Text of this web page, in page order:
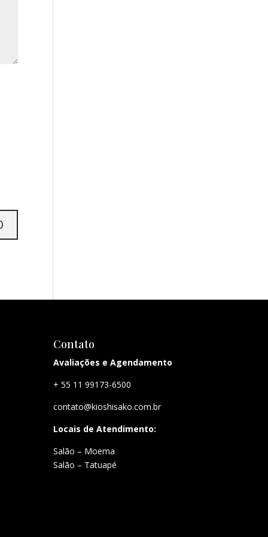
Contato
Avaliações e Agendamento
+ 55 11 99173-6500
contato@kioshisako.com.br
Locais de Atendimento:
Salão – Moema
Salão – Tatuapé